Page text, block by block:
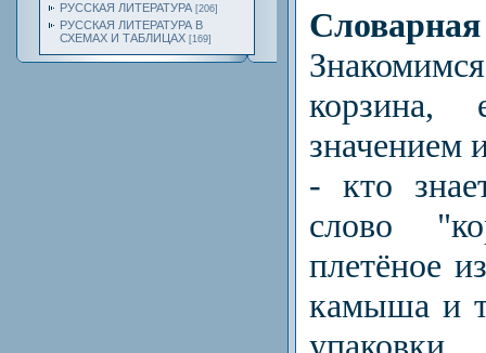
РУССКАЯ ЛИТЕРАТУРА [206]
РУССКАЯ ЛИТЕРАТУРА В
СХЕМАХ И ТАБЛИЦАХ [169]
Словарная
корзина,
значением
- кто
слово
плетёное
камыша и